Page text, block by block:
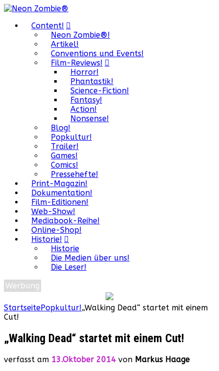
Content!
Neon Zombie®!
Artikel!
Conventions und Events!
Film-Reviews!
Horror!
Phantastik!
Science-Fiction!
Fantasy!
Action!
Nonsense!
Blog!
Popkultur!
Trailer!
Games!
Comics!
Pressehefte!
Print-Magazin!
Dokumentation!
Film-Editionen!
Web-Show!
Mediabook-Reihe!
Online-Shop!
Historie!
Historie
Die Medien über uns!
Die Leser!
Werbung
StartseitePopkultur!„Walking Dead“ startet mit einem
Cut!
„Walking Dead“ startet mit einem Cut!
verfasst am 13.Oktober 2014 von Markus Haage